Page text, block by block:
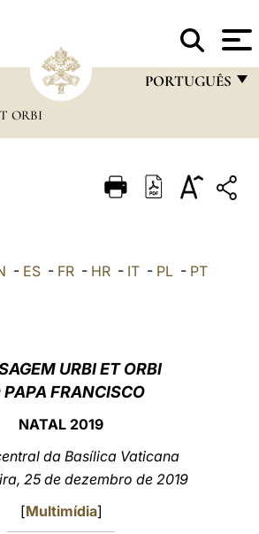
PORTUGUÊS
ITALIANO
中文
ORBI
- ES- FR- HR- IT- PL- PT
URBI ET ORBI
PAPA FRANCISCO
NATAL 2019
da Basílica Vaticana
25 de dezembro de 2019
[Multimídia]